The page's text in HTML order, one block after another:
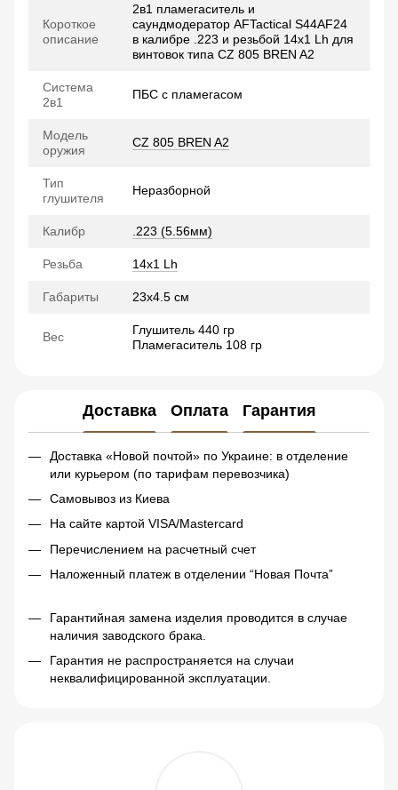
Короткое
описание
2в1 пламегаситель и
саундмодератор AFTactical S44AF24
в калибре .223 и резьбой 14x1 Lh для
винтовок типа CZ 805 BREN A2
Система
2в1
ПБС с пламегасом
Модель
оружия
CZ 805 BREN A2
Тип
глушителя
Неразборной
Калибр .223 (5.56мм)
Резьба 14x1 Lh
Габариты 23х4.5 см
Вес
Глушитель 440 гр
Пламегаситель 108 гр
Доставка Оплата Гарантия
Доставка «Новой почтой» по Украине: в отделение
или курьером (по тарифам перевозчика)
Самовывоз из Киева
На сайте картой VISA/Mastercard
Перечислением на расчетный счет
Наложенный платеж в отделении “Новая Почта”
Гарантийная замена изделия проводится в случае
наличия заводского брака.
Гарантия не распространяется на случаи
неквалифицированной эксплуатации.